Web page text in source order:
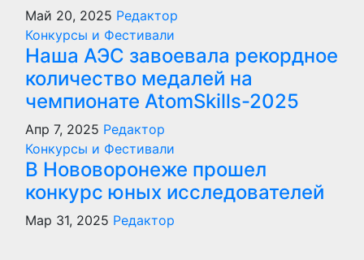
Май 20, 2025 Редактор
Конкурсы и Фестивали
Наша АЭС завоевала рекордное
количество медалей на
чемпионате AtomSkills-2025
Апр 7, 2025 Редактор
Конкурсы и Фестивали
В Нововоронеже прошел
конкурс юных исследователей
Мар 31, 2025 Редактор